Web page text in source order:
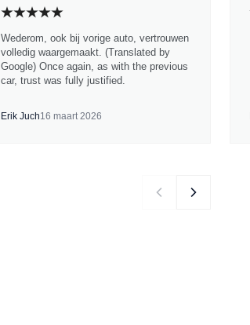
Wederom, ook bij vorige auto, vertrouwen
volledig waargemaakt. (Translated by
Google) Once again, as with the previous
car, trust was fully justified.
Erik Juch16 maart 2026